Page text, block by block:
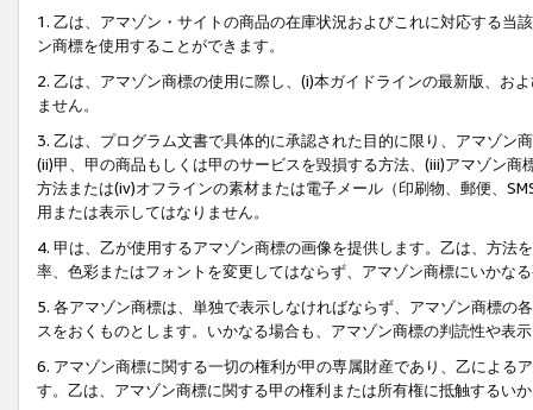
1. 乙は、アマゾン・サイトの商品の在庫状況およびこれに対応する
ン商標を使用することができます。
2. 乙は、アマゾン商標の使用に際し、(i)本ガイドラインの最新版、お
ません。
3. 乙は、プログラム文書で具体的に承認された目的に限り、アマゾン
(ii)甲、甲の商品もしくは甲のサービスを毀損する方法、(iii)アマゾン
方法または(iv)オフラインの素材または電子メール（印刷物、郵便、
用または表示してはなりません。
4. 甲は、乙が使用するアマゾン商標の画像を提供します。乙は、方
率、色彩またはフォントを変更してはならず、アマゾン商標にいかな
5. 各アマゾン商標は、単独で表示しなければならず、アマゾン商標
スをおくものとします。いかなる場合も、アマゾン商標の判読性や表
6. アマゾン商標に関する一切の権利が甲の専属財産であり、乙による
す。乙は、アマゾン商標に関する甲の権利または所有権に抵触するい